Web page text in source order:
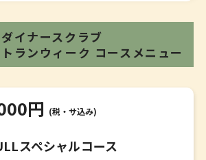
ダイナースクラブ
ランウィーク コースメニュー
円 (税・サ込み)
スペシャルコース